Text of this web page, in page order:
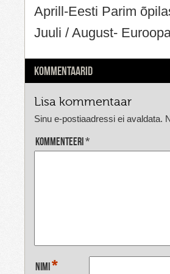
Aprill-Eesti Parim
Juuli / August-
KOMMENTAARID
Lisa kommentaar
Sinu e-postiaadressi ei avaldata.
Kommenteeri *
Nimi *